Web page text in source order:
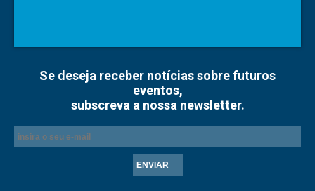
Se deseja receber notícias sobre futuros
eventos,
subscreva a nossa newsletter.
ENVIAR